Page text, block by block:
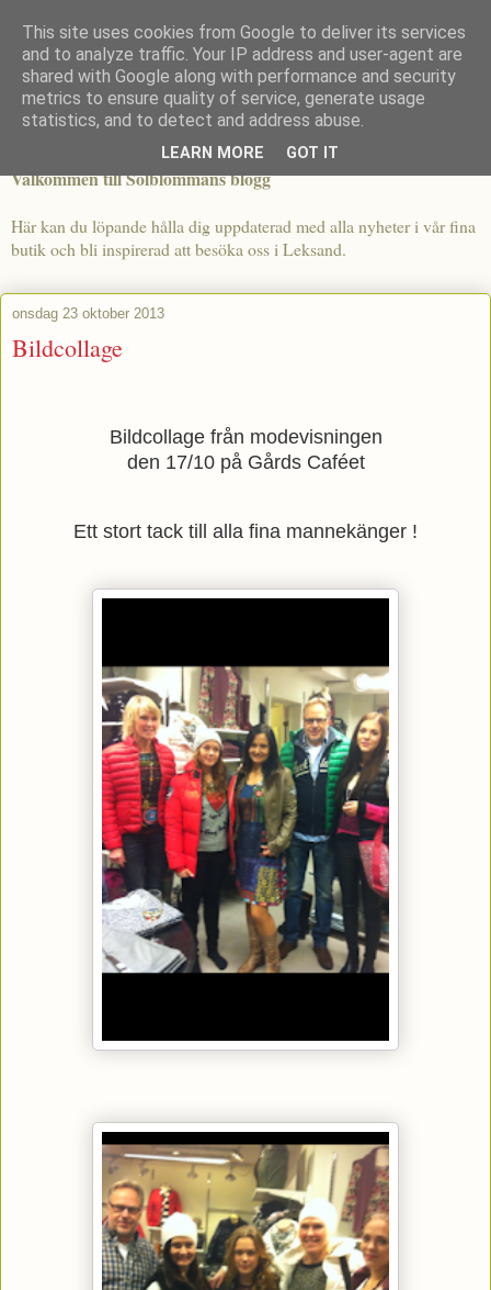
Välkommen till Solblommans blogg
Här kan du löpande hålla dig uppdaterad med alla nyheter i vår fina
butik och bli inspirerad att besöka oss i Leksand.
onsdag 23 oktober 2013
Bildcollage
Bildcollage från modevisningen
den 17/10 på Gårds Caféet
Ett stort tack till alla fina mannekänger !
This site uses cookies from Google to deliver its services
and to analyze traffic. Your IP address and user-agent are
shared with Google along with performance and security
metrics to ensure quality of service, generate usage
statistics, and to detect and address abuse.
LEARN MORE GOT IT